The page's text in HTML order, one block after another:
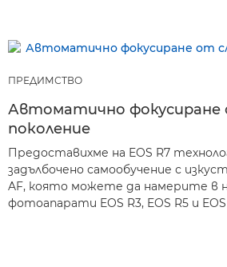
ПРЕДИМСТВО
Автоматично фокусиране
поколение
Предоставихме на EOS R7
задълбочено самообучение с
AF, която можете да намерите в
фотоапарати EOS R3, EOS R5 и EOS